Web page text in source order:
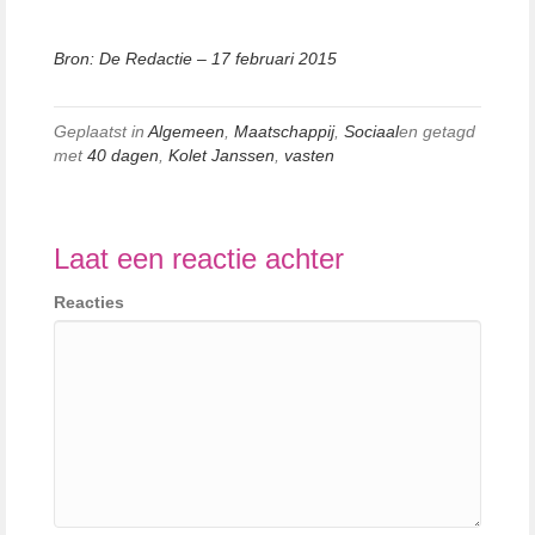
Bron: De Redactie – 17 februari 2015
Geplaatst in Algemeen Maatschappij, Sociaalen getagd
met40 dagen Kolet Janssen vasten
Laat een reactie achter
Reacties